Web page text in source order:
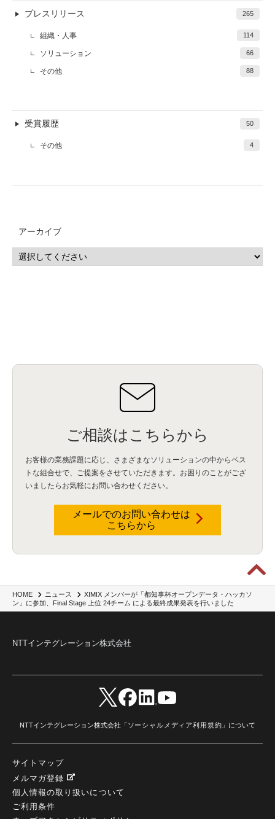
HOME ニュース
XIMIX メンバーが「都知事杯オープンデータ・ハッカソ
ン」に参加、Final Stage 上位 24チーム による最終成果発表を行いました
プレスリリース 265
組織・人事 114
ソリューション 66
その他 88
受賞履歴 50
その他 4
アーカイブ
ご相談はこちらから
お客様の業務課題に応じ、さまざまなソリューションの中からベス
トな組合せで、 ご提案をさせていただきます。お困りのことがござ
いましたらお気軽にお問い合わせください。
メールでのお問い合わせは
こちらから
NTTインテグレーション株式会社
NTTインテグレーション株式会社「ソーシャルメディア利用規約 」について
サイトマップ
メルマガ登録
個人情報の取り扱いについて
ご利用条件